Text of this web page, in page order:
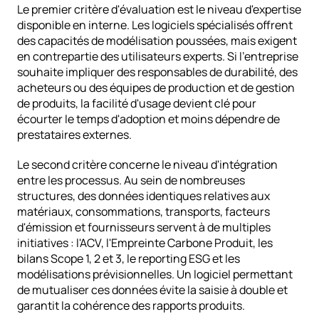
Le premier critère d'évaluation est le niveau d'expertise
disponible en interne. Les logiciels spécialisés offrent
des capacités de modélisation poussées, mais exigent
en contrepartie des utilisateurs experts. Si l'entreprise
souhaite impliquer des responsables de durabilité, des
acheteurs ou des équipes de production et de gestion
de produits, la facilité d'usage devient clé pour
écourter le temps d'adoption et moins dépendre de
prestataires externes.
Le second critère concerne le niveau d'intégration
entre les processus. Au sein de nombreuses
structures, des données identiques relatives aux
matériaux, consommations, transports, facteurs
d'émission et fournisseurs servent à de multiples
initiatives : l'ACV, l'Empreinte Carbone Produit, les
bilans Scope 1, 2 et 3, le reporting ESG et les
modélisations prévisionnelles. Un logiciel permettant
de mutualiser ces données évite la saisie à double et
garantit la cohérence des rapports produits.